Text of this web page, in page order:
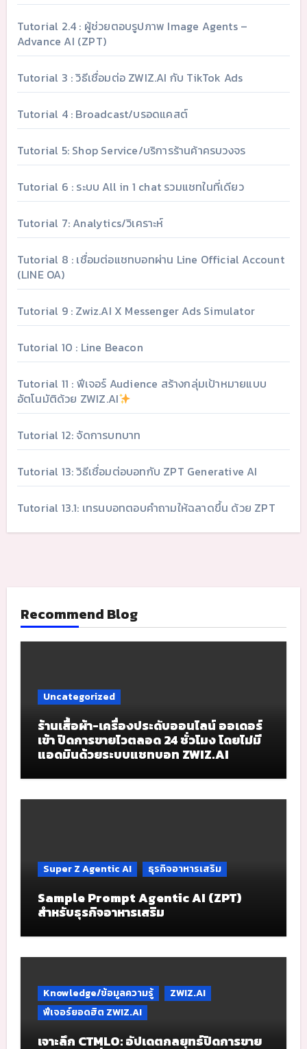
Tutorial 2.4 : ผู้ช่วยตอบรูปภาพ Image Agents –
Advance AI (ZPT)
Tutorial 3 : วิธีเชื่อมต่อ ZWIZ.AI กับ TikTok Ads
Tutorial 4 : Broadcast/บรอดแคสต์
Tutorial 5: Shop Service/บริการร้านค้าครบวงจร
Tutorial 6 : ระบบ All in 1 chat รวมแชทในที่เดียว
Tutorial 7: Analytics/วิเคราะห์
Tutorial 8 : เชื่อมต่อแชทบอทผ่าน Line Official Account
(LINE OA)
Tutorial 9 : Zwiz.AI X Messenger Ads Simulator
Tutorial 10 : Line Beacon
Tutorial 11 : ฟีเจอร์ Audience สร้างกลุ่มเป้าหมายแบบ
อัตโนมัติด้วย ZWIZ.AI
Tutorial 12: จัดการบทบาท
Tutorial 13: วิธีเชื่อมต่อบอทกับ ZPT Generative AI
Tutorial 13.1: เทรนบอทตอบคำถามให้ฉลาดขึ้น ด้วย ZPT
Recommend Blog
Uncategorized
ร้านเสื้อผ้า-เครื่องประดับออนไลน์ ออเดอร์
เข้า ปิดการขายไวตลอด 24 ชั่วโมง โดยไม่มี
แอดมินด้วยระบบแชทบอท ZWIZ.AI
Super Z Agentic AI ธุรกิจอาหารเสริม
Sample Prompt Agentic AI (ZPT)
สำหรับธุรกิจอาหารเสริม
Knowledge/ข้อมูลความรู้
ZWIZ.AI
ฟีเจอร์ยอดฮิต ZWIZ.AI
เจาะลึก CTMLO: อัปเดตกลยุทธ์ปิดการขาย